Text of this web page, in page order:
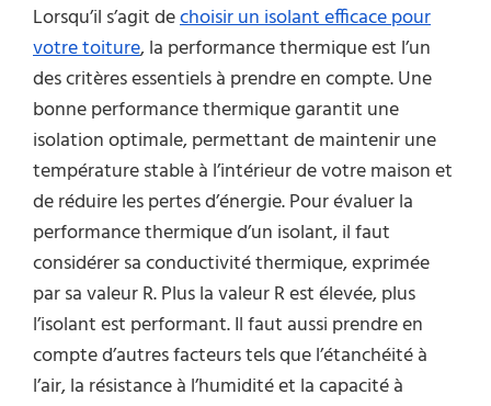
Lorsqu’il s’agit dechoisir un isolant efficace pour
votre toiture, la performance thermique est l’un
des critères essentiels à prendre en compte. Une
bonne performance thermique garantit une
isolation optimale, permettant de maintenir une
température stable à l’intérieur de votre maison et
de réduire les pertes d’énergie. Pour évaluer la
performance thermique d’un isolant, il faut
considérer sa conductivité thermique, exprimée
par sa valeur R. Plus la valeur R est élevée, plus
l’isolant est performant. Il faut aussi prendre en
compte d’autres facteurs tels que l’étanchéité à
l’air, la résistance à l’humidité et la capacité à